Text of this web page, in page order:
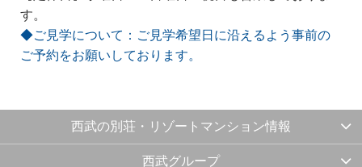
す。
◆ご見学について：ご見学希望日に沿えるよう事前の
ご予約をお願いしております。
西武の別荘・リゾートマンション情報
西武グループ